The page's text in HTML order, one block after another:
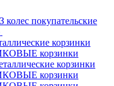
колес покупательские
корзинки
корзинки
корзинки
корзинки